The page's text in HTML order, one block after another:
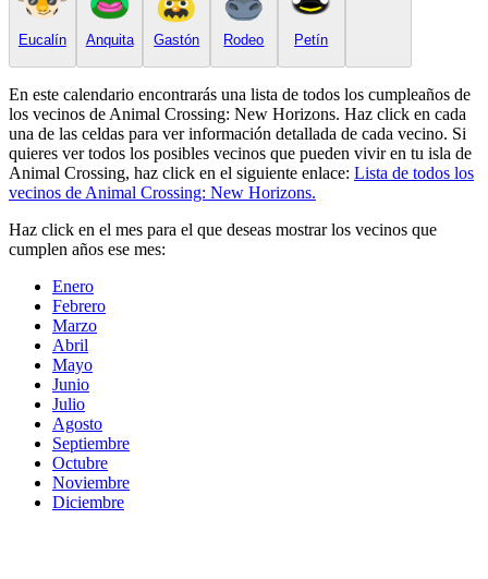
Eucalín Anquita Gastón Rodeo Petín
En este calendario encontrarás una lista de todos los cumpleaños de
los vecinos de Animal Crossing: New Horizons. Haz click en cada
una de las celdas para ver información detallada de cada vecino. Si
quieres ver todos los posibles vecinos que pueden vivir en tu isla de
Animal Crossing, haz click en el siguiente enlace: Lista de todos los
vecinos de Animal Crossing: New Horizons.
Haz click en el mes para el que deseas mostrar los vecinos que
cumplen años ese mes:
Enero
Febrero
Marzo
Abril
Mayo
Junio
Julio
Agosto
Septiembre
Octubre
Noviembre
Diciembre